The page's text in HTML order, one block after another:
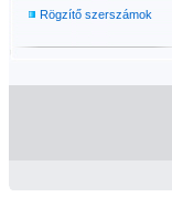
Rögzítő szerszámok